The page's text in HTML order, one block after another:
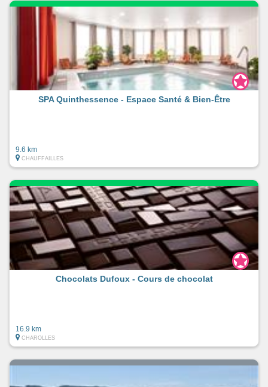
SPA Quinthessence - Espace Santé & Bien-Être
9.6 km
CHAUFFAILLES
Chocolats Dufoux - Cours de chocolat
16.9 km
CHAROLLES